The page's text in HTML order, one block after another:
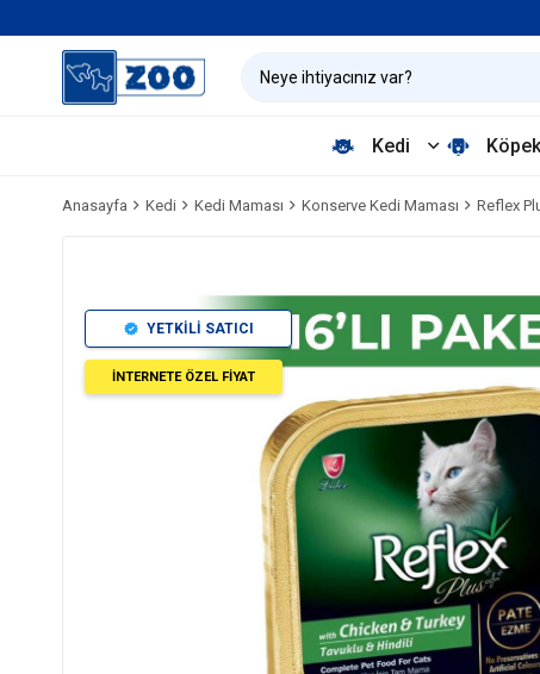
Kedi Köpek
Anasayfa Kedi Kedi Maması Konserve Kedi Maması Reflex
YETKİLİ SATICI
İNTERNETE ÖZEL FİYAT